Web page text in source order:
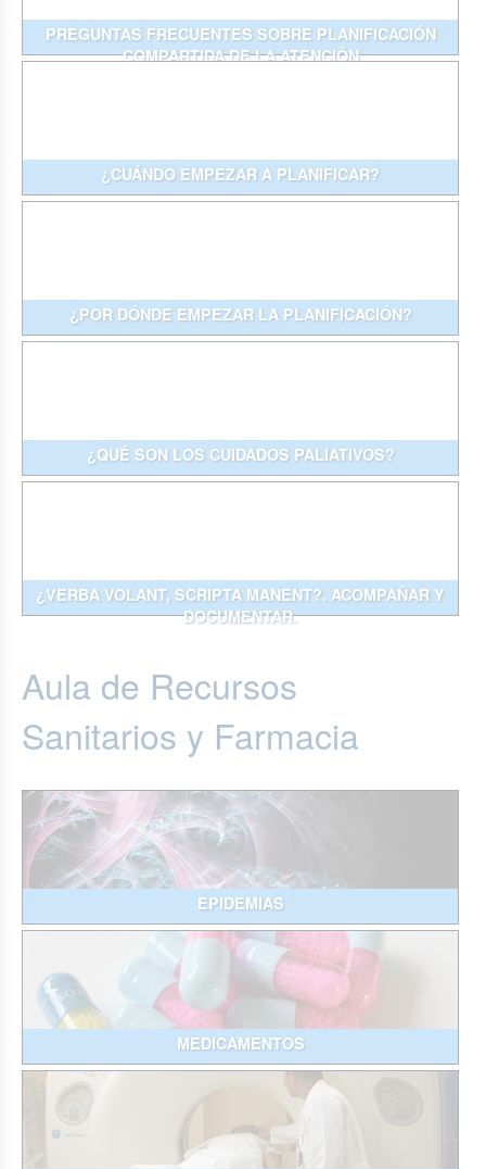
PREGUNTAS FRECUENTES SOBRE PLANIFICACIÓN
COMPARTIDA DE LA ATENCIÓN
¿CUÁNDO EMPEZAR A PLANIFICAR?
¿POR DÓNDE EMPEZAR LA PLANIFICACIÓN?
¿QUÉ SON LOS CUIDADOS PALIATIVOS?
¿VERBA VOLANT, SCRIPTA MANENT?. ACOMPAÑAR Y
DOCUMENTAR.
Aula de Recursos
Sanitarios y Farmacia
EPIDEMIAS
MEDICAMENTOS